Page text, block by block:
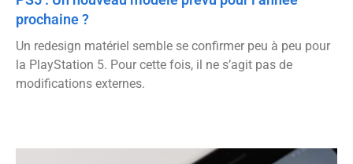
prochaine ?
Un redesign matériel semble se confirmer peu à peu pour
la PlayStation 5. Pour cette fois, il ne s’agit pas de
modifications externes.